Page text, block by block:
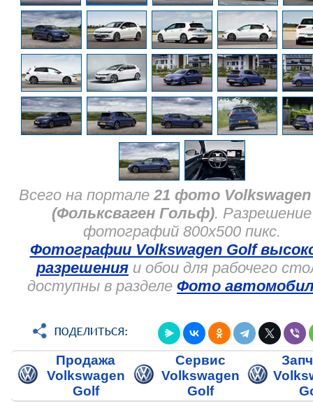
Всего на портале21 фото Volkswagen
(Фольксваген Гольф). Разрешение
фотографий 800x500 пикс.
Фотографии Volkswagen Golf
разрешения и обои для рабочего
доступны в разделе Фото
Продажа
Volkswagen
Golf
Сервис
Volkswagen
Golf